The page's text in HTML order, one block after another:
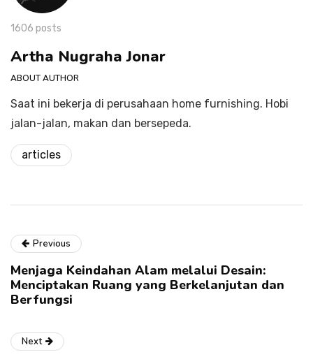
1606 posts
Artha Nugraha Jonar
ABOUT AUTHOR
Saat ini bekerja di perusahaan home furnishing. Hobi
jalan-jalan, makan dan bersepeda.
articles
Previous
Menjaga Keindahan Alam melalui Desain:
Menciptakan Ruang yang Berkelanjutan dan
Berfungsi
Next